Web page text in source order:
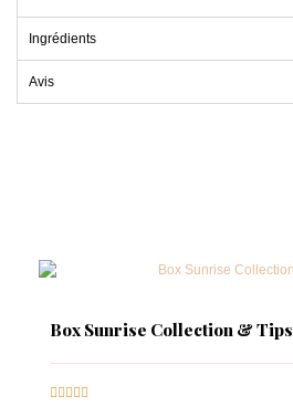
Ingrédients
Avis
Box Sunrise Collection & Tips
